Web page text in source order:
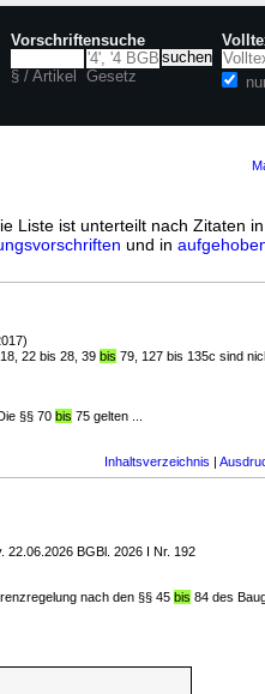
Vorschriftensuche
§ / Artikel Gesetz
Liste ist unterteilt nach Zitaten in
und in
22 bis 28, 39 bis 79, 127 bis 135c sind
§§ 70 bis 75 gelten ...
Inhaltsverzeichnis |
22.06.2026 BGBl. 2026 I Nr. 192
nach den §§ 45 bis 84 des